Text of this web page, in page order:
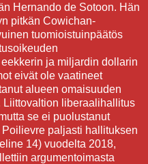
Hernando de Sotoon. Hän
pitkän Cowichan-
tuomioistuinpäätös
ja miljardin dollarin
eivät ole vaatineet
alueen omaisuuden
liberaalihallitus
se ei puolustanut
paljasti hallituksen
14) vuodelta 2018,
argumentoimasta